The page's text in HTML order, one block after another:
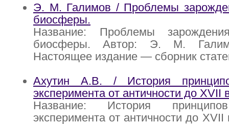
Э. М. Галимов / Проблемы
биосферы.
Название: Проблемы
биосферы. Автор: Э. М.
Настоящее издание — сборник
Ахутин А.В. / История
эксперимента от античности до XVII
Название: История
эксперимента от античности до